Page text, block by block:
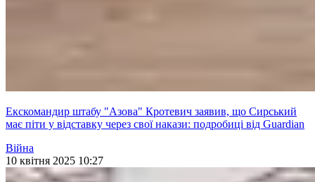
Екскомандир штабу "Азова" Кротевич заявив, що Сирський
має піти у відставку через свої накази: подробиці від Guardian
Війна
10 квітня 2025 10:27